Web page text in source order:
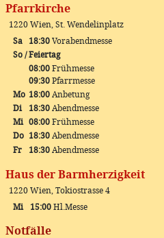
Pfarrkirche
1220 Wien, St. Wendelinplatz
Sa
18:30 Vorabendmesse
So / Feiertag
08:00 Frühmesse
09:30 Pfarrmesse
Mo 18:00 Anbetung
Di
18:30 Abendmesse
Mi 08:00 Frühmesse
Do 18:30 Abendmesse
Fr
18:30 Abendmesse
Haus der Barmherzigkeit
1220 Wien, Tokiostrasse 4
Mi
15:00 Hl.Messe
Notfälle